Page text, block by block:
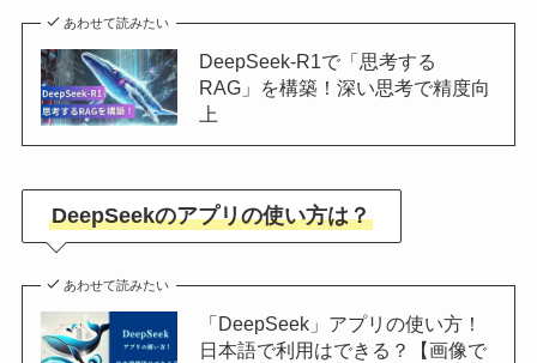
あわせて読みたい
DeepSeek-R1で「思考する
RAG」を構築！深い思考で精度向
上
DeepSeekのアプリの使い方は？
あわせて読みたい
「DeepSeek」アプリの使い方！
日本語で利用はできる？【画像で